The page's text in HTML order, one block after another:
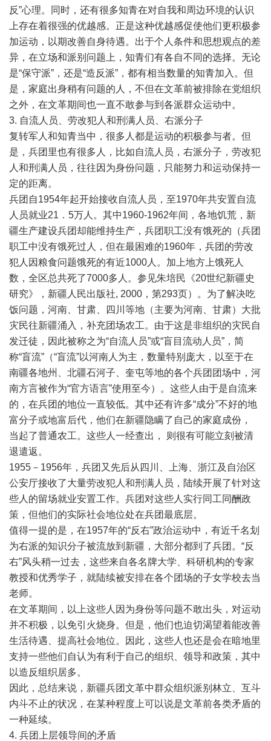
反”心理。同时，还有很多知青在对自我和周边环境的认识
上存在着很强的优越感。正是这种优越感促使他们更积极参
加运动，以期改善自身待遇。出于个人条件和思想观点的差
异，在立场和派别问题上，知青们有各自不同的选择。无论
是“保守派”，还是“造反派”，都有相当数量的知青加入。但
是，家庭出身稍有问题的人，不但在文革前被排除在党组织
之外，在文革期间也一直不敢参与到各派群众运动中。
3. 自流人员、劳改犯人和刑满人员、右派分子
复转军人和知青当中，很多人都是运动的积极参与者。但
是，兵团里也有很多人，比如自流人员，右派分子，劳改犯
人和刑满人员，往往因为身份问题，只能努力和运动保持一
定的距离。
兵团自1954年起开始接收自流人员，至1970年共安置自流
人员就业21．5万人。其中1960-1962年间，各地饥荒，新
疆生产建设兵团却能维持生产，兵团职工没有饿死的（兵团
职工中没有饿死过人，但在最困难的1960年，兵团的劳改
犯人因粮食问题饿死的有近1000人。加上地方上饿死人
数，全区总共死了7000多人。参见朱培民《20世纪新疆史
研究》，新疆人民出版社, 2000，第293页）。为了解决吃
饭问题，河南、甘肃、四川等地（主要为河南、甘肃）大批
灾民往新疆涌入，补充团场农工。由于这是非组织的灾民自
发迁徒，因此被称之为“自流人员”或“盲目流动人员”，简
称“盲流”（“盲流”以河南人为主，数量特别庞大，以至于在
南疆各地州、北疆石河子、奎屯等地的各个兵团团场中，河
南方言被作为“官方语言”使用至今）。这些人由于是自流来
的，在兵团的地位一直较低。其中还有许多“成分”不好的地
富分子或地富后代，他们在新疆隐瞒了自己的家庭成份，
当起了普通农工。这些人一经查出， 则很有可能立刻被清
退遣返。
1955－1956年，兵团又先后从四川、上海、浙江及自治区
公安厅接收了大量劳改犯人和刑满人员，陆续开展了针对这
些人的留场就业安置工作。兵团对这些人实行同工同酬政
策，但他们的实际社会地位处在兵团最底层。
值得一提的是，在1957年的“反右”政治运动中，有近千名划
为右派的知识分子被流放到新疆，大部分都到了兵团。“反
右”风头稍一过去，这些来自各名牌大学、科研机构的专家
教授和优秀学子，就陆续被安排在各个团场的子女学校去当
老师。
在文革期间，以上这些人因为身份等问题不敢出头，对运动
并不积极，以免引火烧身。但是，他们也迫切渴望着能改善
生活待遇、提高社会地位。因此，这些人也还是会在暗地里
支持一些他们自认为有利于自己的组织、领导和政策，其中
以造反组织居多。
因此，总结来说，新疆兵团文革中群众组织派别林立、互斗
内斗不止的状况，在某种程度上可以说是文革前各类矛盾的
一种延续。
4. 兵团上层领导间的矛盾